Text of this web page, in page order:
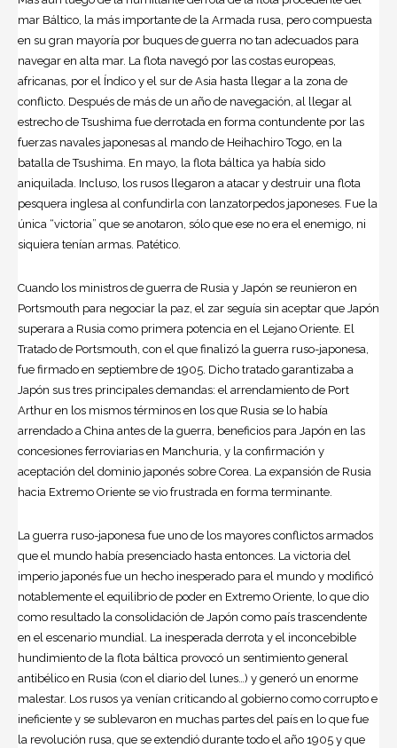
mar Báltico, la más importante de la Armada rusa, pero compuesta
en su gran mayoría por buques de guerra no tan adecuados para
navegar en alta mar. La flota navegó por las costas europeas,
africanas, por el Índico y el sur de Asia hasta llegar a la zona de
conflicto. Después de más de un año de navegación, al llegar al
estrecho de Tsushima fue derrotada en forma contundente por las
fuerzas navales japonesas al mando de Heihachiro Togo, en la
batalla de Tsushima. En mayo, la flota báltica ya había sido
aniquilada. Incluso, los rusos llegaron a atacar y destruir una flota
pesquera inglesa al confundirla con lanzatorpedos japoneses. Fue la
única “victoria” que se anotaron, sólo que ese no era el enemigo, ni
siquiera tenían armas. Patético.
Cuando los ministros de guerra de Rusia y Japón se reunieron en
Portsmouth para negociar la paz, el zar seguía sin aceptar que Japón
superara a Rusia como primera potencia en el Lejano Oriente. El
Tratado de Portsmouth, con el que finalizó la guerra ruso-japonesa,
fue firmado en septiembre de 1905. Dicho tratado garantizaba a
Japón sus tres principales demandas: el arrendamiento de Port
Arthur en los mismos términos en los que Rusia se lo había
arrendado a China antes de la guerra, beneficios para Japón en las
concesiones ferroviarias en Manchuria, y la confirmación y
aceptación del dominio japonés sobre Corea. La expansión de Rusia
hacia Extremo Oriente se vio frustrada en forma terminante.
La guerra ruso-japonesa fue uno de los mayores conflictos armados
que el mundo había presenciado hasta entonces. La victoria del
imperio japonés fue un hecho inesperado para el mundo y modificó
notablemente el equilibrio de poder en Extremo Oriente, lo que dio
como resultado la consolidación de Japón como país trascendente
en el escenario mundial. La inesperada derrota y el inconcebible
hundimiento de la flota báltica provocó un sentimiento general
antibélico en Rusia (con el diario del lunes…) y generó un enorme
malestar. Los rusos ya venían criticando al gobierno como corrupto e
ineficiente y se sublevaron en muchas partes del país en lo que fue
la revolución rusa, que se extendió durante todo el año 1905 y que